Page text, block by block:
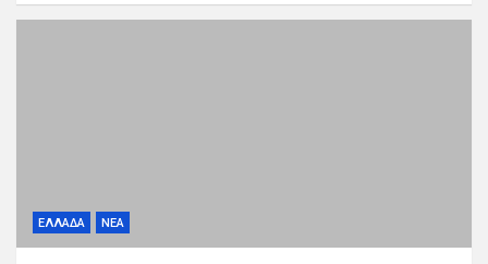
ΕΛΛΑΔΑ ΝΕΑ